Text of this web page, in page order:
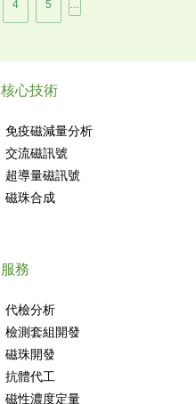
4 5
核心技術
免疫磁減量分析
交流磁訊號
超導量磁訊號
磁珠合成
服務
代檢分析
檢測套組開發
磁珠開發
抗體代工
磁性濃度定量